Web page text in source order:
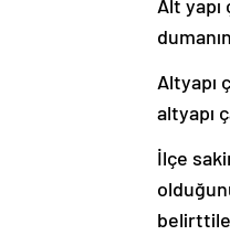
Alt yapı
Altyapı
altyapı
İlçe